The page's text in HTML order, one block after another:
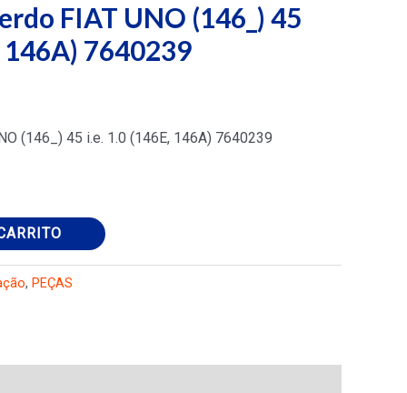
FIAT UNO (146_) 45
146A) 7640239
(146_) 45 i.e. 1.0 (146E, 146A) 7640239
, PEÇAS